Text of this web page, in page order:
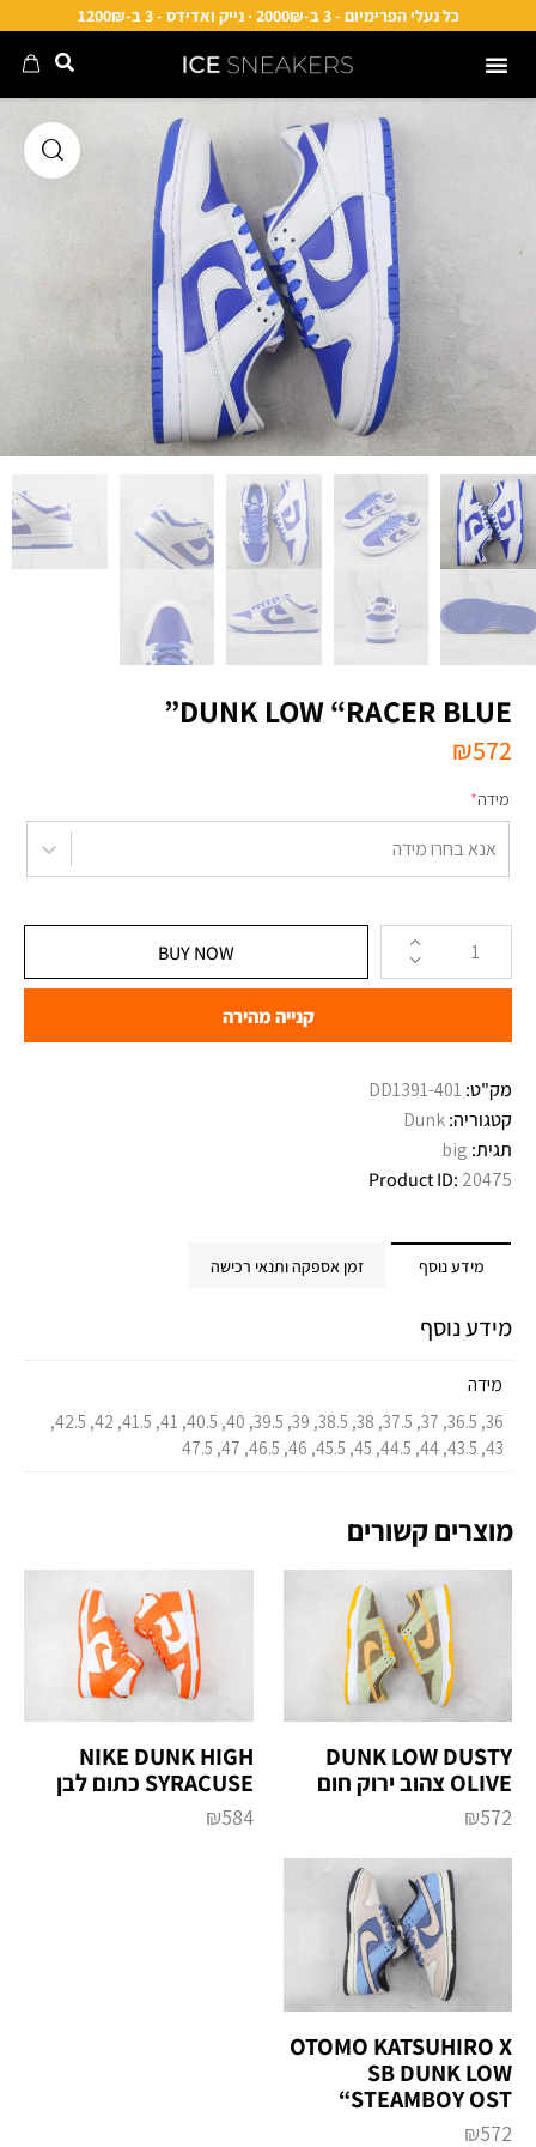
כל נעלי הפרימיום - 3 ב-2000₪ · נייק ואדידס - 3 ב-1200₪
DUNK LOW “RACER BLUE”
₪572
מידה*
אנא בחרו מידה
BUY NOW
קנייה מהירה
מק"ט: DD1391-401
קטגוריה:Dunk
תגית: big
Product ID: 20475
מידע נוסף זמן אספקה ותנאי רכישה
מידע נוסף
מידה
36, 36.5, 37, 37.5, 38, 38.5, 39, 39.5, 40, 40.5, 41, 41.5, 42, 42.5,
43, 43.5, 44, 44.5, 45, 45.5, 46, 46.5, 47, 47.5
מוצרים קשורים
DUNK LOW DUSTY
OLIVE צהוב ירוק חום
₪572
NIKE DUNK HIGH
SYRACUSE כתום לבן
₪584
OTOMO KATSUHIRO X
SB DUNK LOW
“STEAMBOY OST
₪572